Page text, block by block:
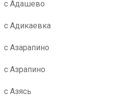
с Адашево
с Адикаевка
с Азарапино
с Азрапино
с Азясь